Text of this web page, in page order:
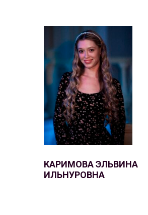
КАРИМОВА ЭЛЬВИНА
ИЛЬНУРОВНА